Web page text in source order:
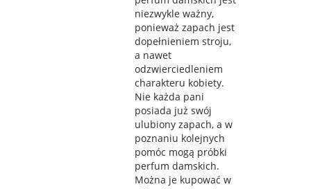
niezwykle ważny,
ponieważ zapach jest
dopełnieniem stroju,
a nawet
odzwierciedleniem
charakteru kobiety.
Nie każda pani
posiada już swój
ulubiony zapach, a w
poznaniu kolejnych
pomóc mogą próbki
perfum damskich.
Można je kupować w